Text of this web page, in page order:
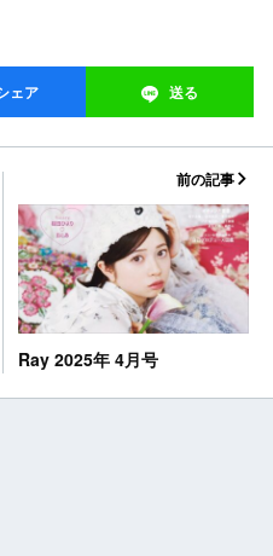
ェア 送る
前の記事
Ray 2025年 4月号